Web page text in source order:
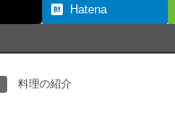
Hatena
料理の紹介